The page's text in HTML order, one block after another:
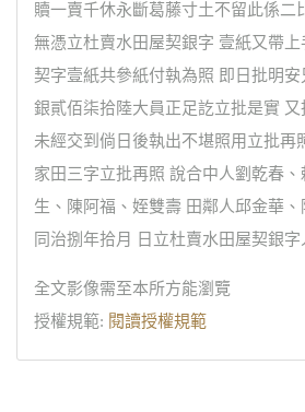
贖一賣千休永斷葛藤寸土不留此係二
無憑立杜賣水田屋契銀字 壹紙又帶
契字壹紙共參紙付執為照 即日批明
銀貳佰柒拾陸大員正足訖立批是實
未經交到倘日後執出不堪照用立批再
家田三字立批再照 說合中人劉乾春
生、陳阿福、姪雙壽 田鄰人邱金華
同治捌年拾月 日立杜賣水田屋契銀
全文影像需至本所方能瀏覽
授權規範: 閱讀授權規範